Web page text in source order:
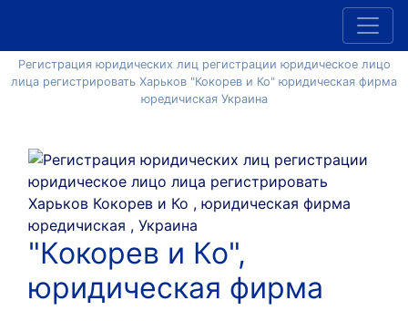
Регистрация юридических лиц регистрации юридическое лицо
лица регистрировать Харьков "Кокорев и Ко" юридическая фирма
юредичиская Украина
"Кокорев и Ко",
юридическая фирма